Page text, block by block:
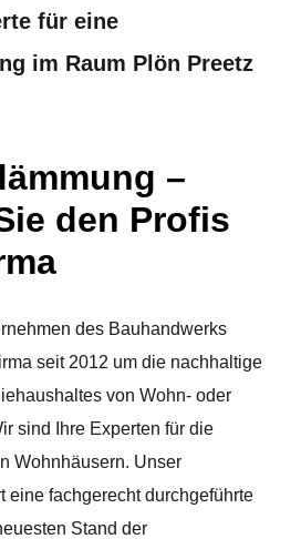
für eine
im Raum Plön Preetz
–
den Profis
des Bauhandwerks
seit 2012 um die nachhaltige
von Wohn- oder
sind Ihre Experten für die
Wohnhäusern. Unser
eine fachgerecht durchgeführte
Stand der